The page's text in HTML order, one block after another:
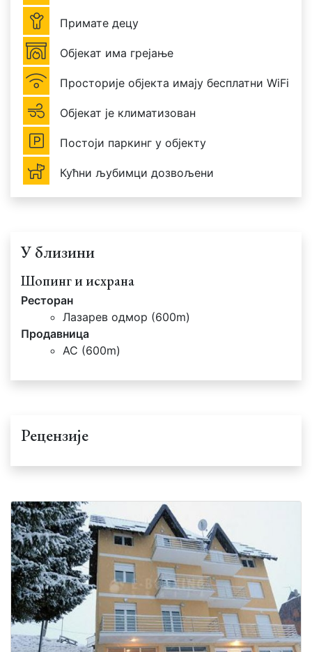
Примате децу
Објекат има грејање
Просторије објекта имају бесплатни WiFi
Објекат је климатизован
Постоји паркинг у објекту
Кућни љубимци дозвољени
У близини
Шопинг и исхрана
Ресторан
Лазарев одмор (600m)
Продавница
АС (600m)
Рецензије